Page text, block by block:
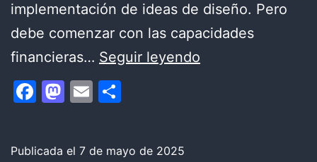
implementación de ideas de diseño. Pero
debe comenzar con las capacidades
financieras… Seguir leyendo
Facebook
Mastodon
Email
Publicada el 7 de mayo de 2025